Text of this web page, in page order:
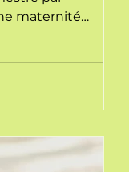
maternité